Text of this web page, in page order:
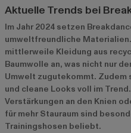
Aktuelle Trends bei
Im Jahr 2024 setzen
umweltfreundliche
mittlerweile Kleidung aus
Baumwolle an, was nicht nur
Umwelt zugutekommt.
und cleane Looks voll im
Verstärkungen an den Knien
für mehr Stauraum sind
Trainingshosen beliebt.